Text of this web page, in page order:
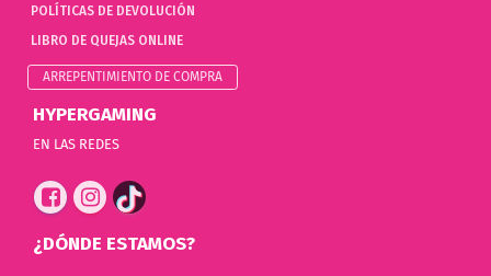
POLÍTICAS DE DEVOLUCIÓN
LIBRO DE QUEJAS ONLINE
ARREPENTIMIENTO DE COMPRA
HYPERGAMING
EN LAS REDES
¿DÓNDE ESTAMOS?